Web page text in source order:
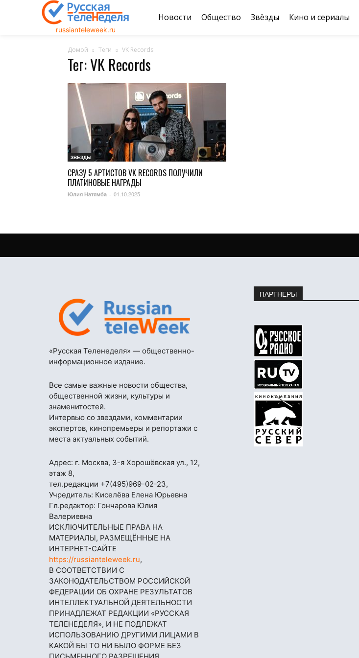
russianteleweek.ru
Новости Общество Звёзды Кино и сериалы
Домой Теги VK Records
Тег: VK Records
ЗВЁЗДЫ
СРАЗУ 5 АРТИСТОВ VK RECORDS ПОЛУЧИЛИ
ПЛАТИНОВЫЕ НАГРАДЫ
Юлия Натямба - 01.10.2025
«Русская Теленеделя» — общественно-
информационное издание.
Все самые важные новости общества,
общественной жизни, культуры и
знаменитостей.
Интервью со звездами, комментарии
экспертов, кинопремьеры и репортажи с
места актуальных событий.
Адрес: г. Москва, 3-я Хорошёвская ул., 12,
этаж 8,
тел.редакции +7(495)969-02-23,
Учредитель: Киселёва Елена Юрьевна
Гл.редактор: Гончарова Юлия
Валериевна
ИСКЛЮЧИТЕЛЬНЫЕ ПРАВА НА
МАТЕРИАЛЫ, РАЗМЕЩЁННЫЕ НА
ИНТЕРНЕТ-САЙТЕ
https://russianteleweek.ru,
В СООТВЕТСТВИИ С
ЗАКОНОДАТЕЛЬСТВОМ РОССИЙСКОЙ
ФЕДЕРАЦИИ ОБ ОХРАНЕ РЕЗУЛЬТАТОВ
ИНТЕЛЛЕКТУАЛЬНОЙ ДЕЯТЕЛЬНОСТИ
ПРИНАДЛЕЖАТ РЕДАКЦИИ «РУССКАЯ
ТЕЛЕНЕДЕЛЯ», И НЕ ПОДЛЕЖАТ
ИСПОЛЬЗОВАНИЮ ДРУГИМИ ЛИЦАМИ В
КАКОЙ БЫ ТО НИ БЫЛО ФОРМЕ БЕЗ
ПАРТНЕРЫ